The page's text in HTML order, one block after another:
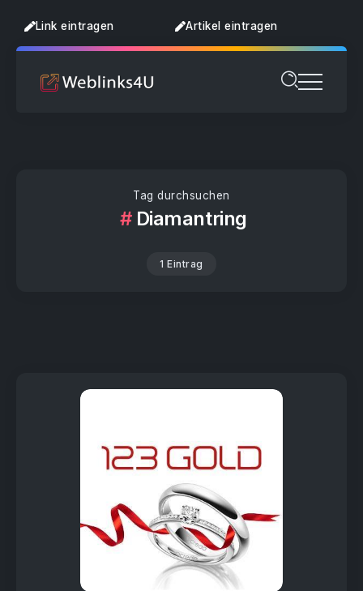
Link eintragen Artikel eintragen
Tag durchsuchen
Diamantring
1 Eintrag